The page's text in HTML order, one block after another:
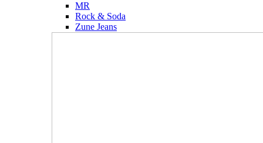
MR
Rock & Soda
Zune Jeans